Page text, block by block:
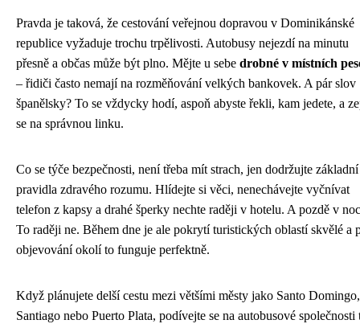
Pravda je taková, že cestování veřejnou dopravou v Dominikánské
republice vyžaduje trochu trpělivosti. Autobusy nejezdí na minutu
přesně a občas může být plno. Mějte u sebe drobné v místních
– řidiči často nemají na rozměňování velkých bankovek. A pár slov
španělsky? To se vždycky hodí, aspoň abyste řekli, kam jedete, a
se na správnou linku.
Co se týče bezpečnosti, není třeba mít strach, jen dodržujte základní
pravidla zdravého rozumu. Hlídejte si věci, nenechávejte vyčnívat
telefon z kapsy a drahé šperky nechte raději v hotelu. A pozdě v
To raději ne. Během dne je ale pokrytí turistických oblastí skvělé a
objevování okolí to funguje perfektně.
Když plánujete delší cestu mezi většími městy jako Santo Domingo,
Santiago nebo Puerto Plata, podívejte se na autobusové společnosti